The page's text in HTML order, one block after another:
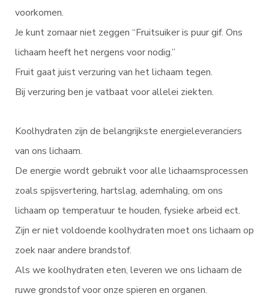
voorkomen.
Je kunt zomaar niet zeggen “Fruitsuiker is puur gif. Ons
lichaam heeft het nergens voor nodig.”
Fruit gaat juist verzuring van het lichaam tegen.
Bij verzuring ben je vatbaat voor allelei ziekten.
Koolhydraten zijn de belangrijkste energieleveranciers
van ons lichaam.
De energie wordt gebruikt voor alle lichaamsprocessen
zoals spijsvertering, hartslag, ademhaling, om ons
lichaam op temperatuur te houden, fysieke arbeid ect.
Zijn er niet voldoende koolhydraten moet ons lichaam op
zoek naar andere brandstof.
Als we koolhydraten eten, leveren we ons lichaam de
ruwe grondstof voor onze spieren en organen.